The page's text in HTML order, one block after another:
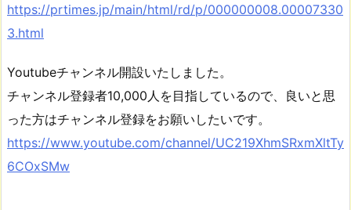
https://prtimes.jp/main/html/rd/p/000000008.00007330
3.html
Youtubeチャンネル開設いたしました。
チャンネル登録者10,000人を目指しているので、良いと思
った方はチャンネル登録をお願いしたいです。
https://www.youtube.com/channel/UC219XhmSRxmXltTy
6COxSMw